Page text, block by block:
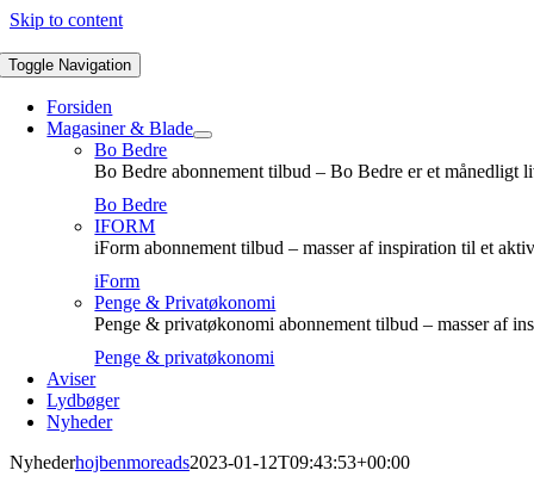
Skip to content
Toggle Navigation
Forsiden
Magasiner & Blade
Bo Bedre
Bo Bedre abonnement tilbud – Bo Bedre er et månedligt
Bo Bedre
IFORM
iForm abonnement tilbud – masser af inspiration til et
iForm
Penge & Privatøkonomi
Penge & privatøkonomi abonnement tilbud – masser af
Penge & privatøkonomi
Aviser
Lydbøger
Nyheder
Nyhederhojbenmoreads2023-01-12T09:43:53+00:00